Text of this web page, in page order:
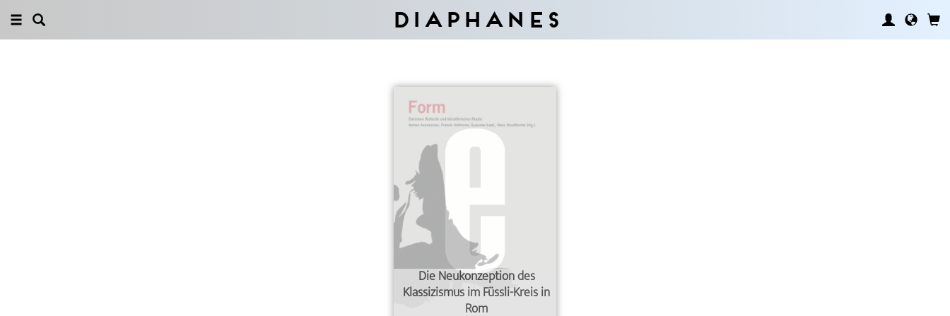
Diaphanes
Die Neukonzeption des
Klassizismus im Füssli-Kreis in
Rom